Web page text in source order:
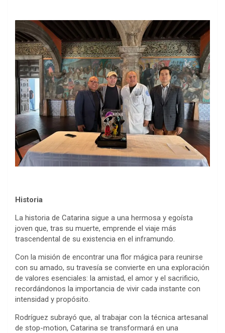
Historia
La historia de Catarina sigue a una hermosa y egoísta
joven que, tras su muerte, emprende el viaje más
trascendental de su existencia en el inframundo.
Con la misión de encontrar una flor mágica para reunirse
con su amado, su travesía se convierte en una exploración
de valores esenciales: la amistad, el amor y el sacrificio,
recordándonos la importancia de vivir cada instante con
intensidad y propósito.
Rodríguez subrayó que, al trabajar con la técnica artesanal
de stop-motion, Catarina se transformará en una